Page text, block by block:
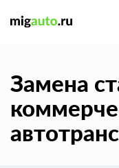
Замена